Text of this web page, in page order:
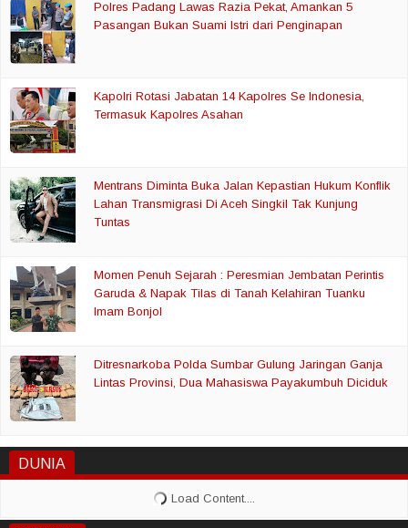
Polres Padang Lawas Razia Pekat, Amankan 5
Pasangan Bukan Suami Istri dari Penginapan
Kapolri Rotasi Jabatan 14 Kapolres Se Indonesia,
Termasuk Kapolres Asahan
Mentrans Diminta Buka Jalan Kepastian Hukum Konflik
Lahan Transmigrasi Di Aceh Singkil Tak Kunjung
Tuntas
Momen Penuh Sejarah : Peresmian Jembatan Perintis
Garuda & Napak Tilas di Tanah Kelahiran Tuanku
Imam Bonjol
Ditresnarkoba Polda Sumbar Gulung Jaringan Ganja
Lintas Provinsi, Dua Mahasiswa Payakumbuh Diciduk
DUNIA